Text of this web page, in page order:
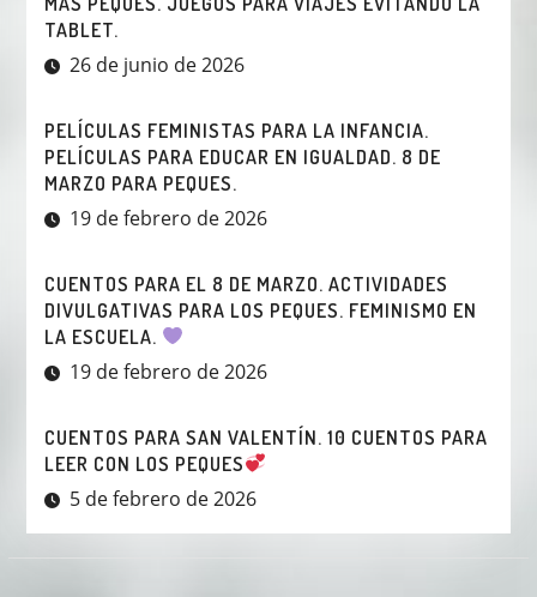
TABLET.
26 de junio de 2026
PELÍCULAS FEMINISTAS PARA LA INFANCIA.
PELÍCULAS PARA EDUCAR EN IGUALDAD. 8 DE
MARZO PARA PEQUES.
19 de febrero de 2026
CUENTOS PARA EL 8 DE MARZO. ACTIVIDADES
DIVULGATIVAS PARA LOS PEQUES. FEMINISMO EN
LA ESCUELA.
19 de febrero de 2026
CUENTOS PARA SAN VALENTÍN. 10 CUENTOS PARA
LEER CON LOS PEQUES
5 de febrero de 2026